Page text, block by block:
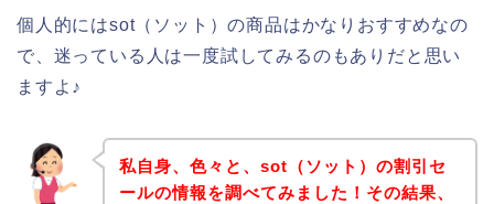
個人的にはsot（ソット）の商品はかなりおすすめなの
で、迷っている人は一度試してみるのもありだと思い
ますよ♪
私自身、色々と、sot（ソット）の割引セ
ールの情報を調べてみました！その結果、